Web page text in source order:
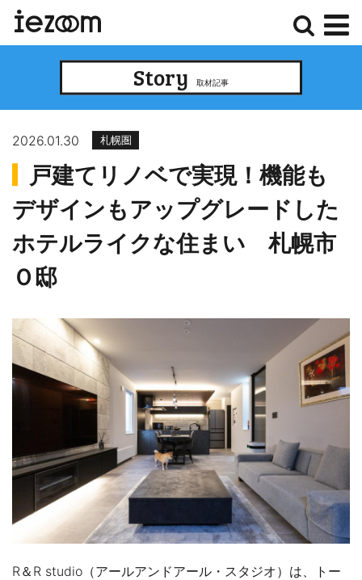
ュ
Story 取材記事
2026.01.30 札幌圏
戸建てリノベで実現！機能も
デザインもアップグレードした
ホテルライクな住まい 札幌市
Ｏ邸
R＆R studio（アールアンドアール・スタジオ）は、トー